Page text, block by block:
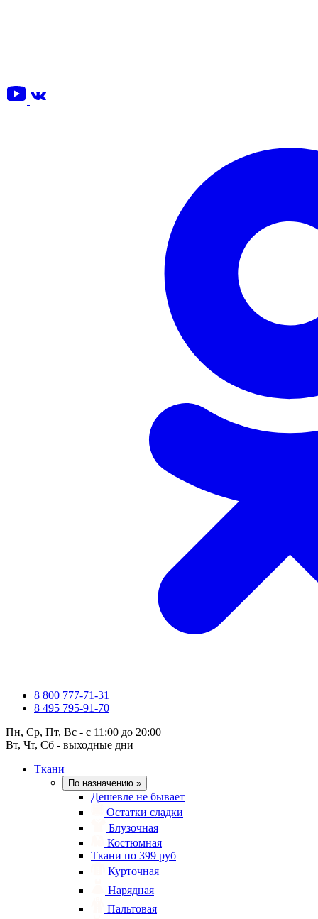
8 800 777-71-31
8 495 795-91-70
Пн, Ср, Пт, Вс - с 11:00 до 20:00
Вт, Чт, Сб - выходные дни
Ткани
По назначению »
Дешевле не бывает
Остатки сладки
Блузочная
Костюмная
Ткани по 399 руб
Курточная
Нарядная
Пальтовая